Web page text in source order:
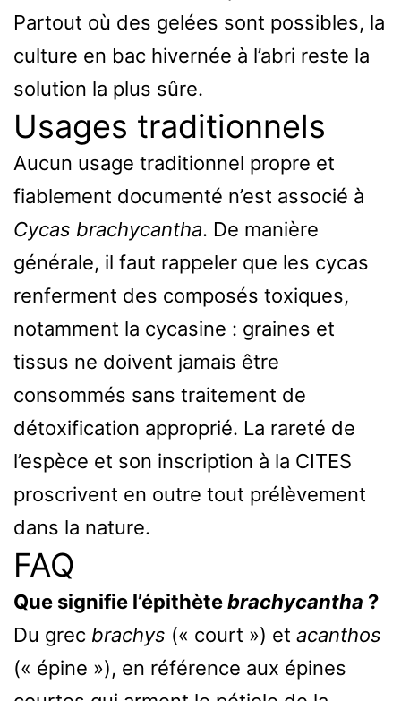
Partout où des gelées sont possibles, la
culture en bac hivernée à l’abri reste la
solution la plus sûre.
Usages traditionnels
Aucun usage traditionnel propre et
fiablement documenté n’est associé à
Cycas brachycantha. De manière
générale, il faut rappeler que les cycas
renferment des composés toxiques,
notamment la cycasine : graines et
tissus ne doivent jamais être
consommés sans traitement de
détoxification approprié. La rareté de
l’espèce et son inscription à la CITES
proscrivent en outre tout prélèvement
dans la nature.
FAQ
Que signifie l’épithètebrachycantha ?
Du grec brachys (« court ») et acanthos
(« épine »), en référence aux épines